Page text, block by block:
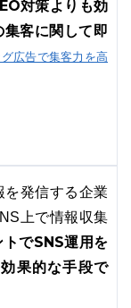
対策よりも効
客に関して即
広告で集客力を高
発信する企業
上で情報収集
トでSNS運用を
果的な手段で